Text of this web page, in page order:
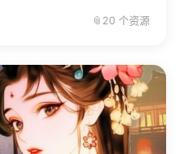
📎 20 个资源